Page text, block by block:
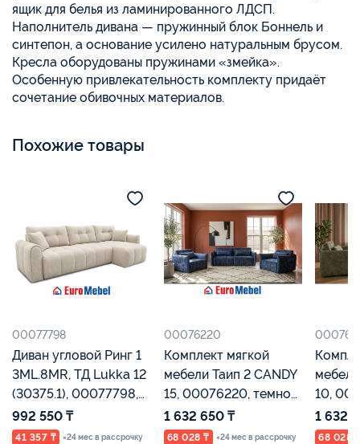
ящик для белья из ламинированного ЛДСП.
Наполнитель дивана — пружинный блок Боннель и
синтепон, а основание усилено натуральным брусом.
Кресла оборудованы пружинами «змейка».
Особенную привлекательность комплекту придаёт
сочетание обивочных материалов.
Похожие товары
00077798
Диван угловой Ринг 1
3ML.8MR, ТД Lukka 12
(30375.1), 00077798,
Серо-бежевый,
Евромебель
992 550 ₸
41 357 ₸ ×24 мес в рассрочку
00076220
Комплект мягкой
мебели Таип 2 CANDY
15, 00076220, темно
синий велюр,
Евромебель
1 632 650 ₸
68 028 ₸ ×24 мес в рассрочку
10,
1 632
68 028